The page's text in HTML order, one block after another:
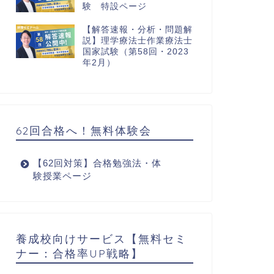
験 特設ページ
【解答速報・分析・問題解
説】理学療法士作業療法士
国家試験（第58回・2023
年2月）
62回合格へ！無料体験会
【62回対策】合格勉強法・体
験授業ページ
養成校向けサービス【無料セミ
ナー：合格率UP戦略】